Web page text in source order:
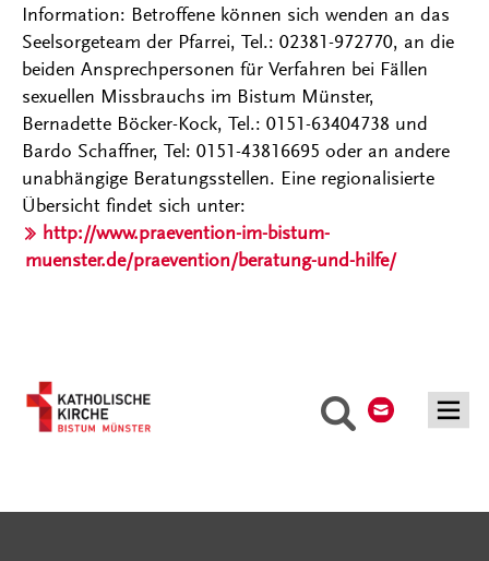
Suche
Information: Betroffene können sich wenden an das
Seelsorgeteam der Pfarrei, Tel.: 02381-972770, an die
beiden Ansprechpersonen für Verfahren bei Fällen
sexuellen Missbrauchs im Bistum Münster,
Bernadette Böcker-Kock, Tel.: 0151-63404738 und
Bardo Schaffner, Tel: 0151-43816695 oder an andere
unabhängige Beratungsstellen. Eine regionalisierte
Übersicht findet sich unter:
http://www.praevention-im-bistum-
muenster.de/praevention/beratung-und-hilfe/